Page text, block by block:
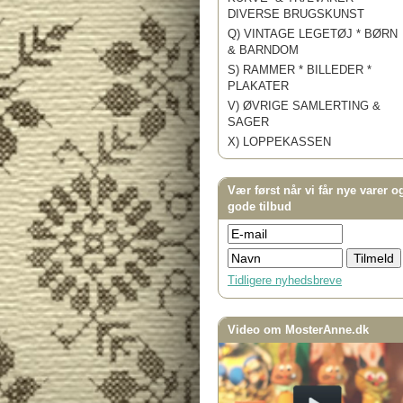
DIVERSE BRUGSKUNST
Q) VINTAGE LEGETØJ * BØRN
& BARNDOM
S) RAMMER * BILLEDER *
PLAKATER
V) ØVRIGE SAMLERTING &
SAGER
X) LOPPEKASSEN
Vær først når vi får nye varer
gode tilbud
Tidligere nyhedsbreve
Video om MosterAnne.dk